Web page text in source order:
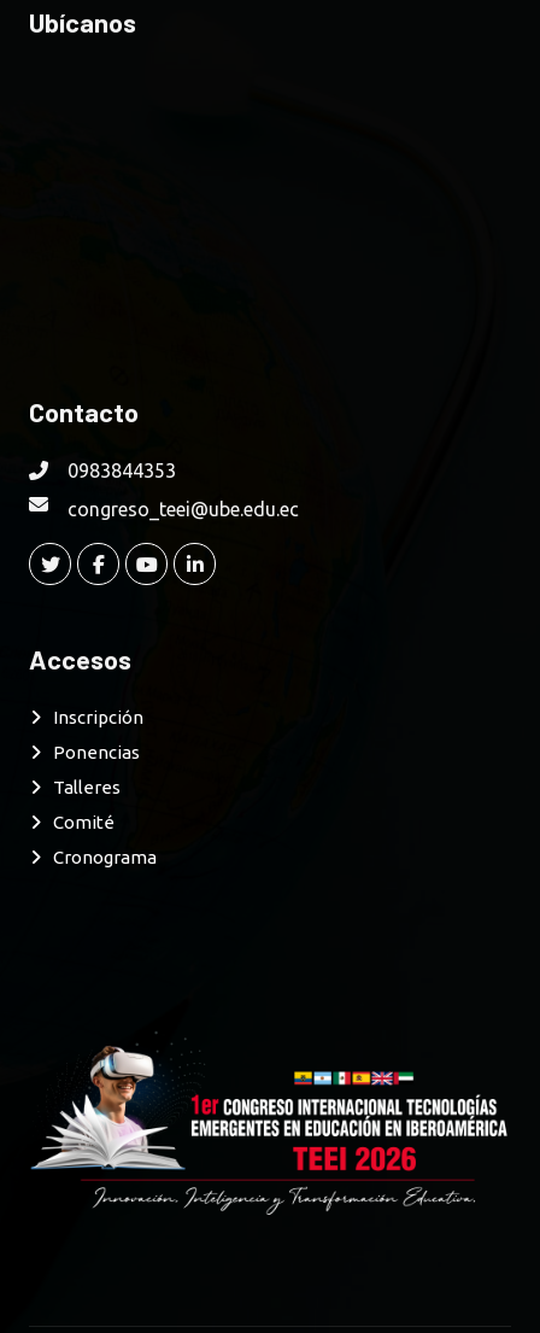
Ubícanos
Contacto
0983844353
congreso_teei@ube.edu.ec
Accesos
Inscripción
Ponencias
Talleres
Comité
Cronograma